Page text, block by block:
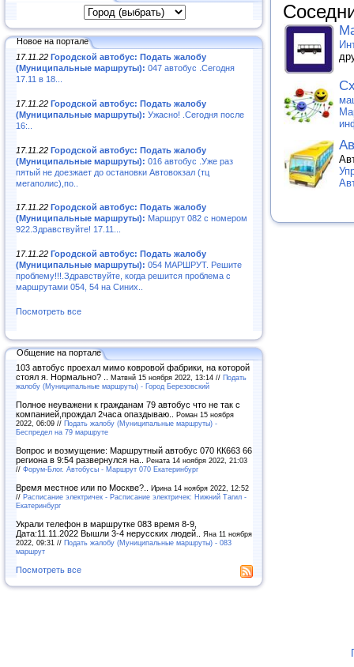
Новое на портале
17.11.22 Городской автобус: Подать жалобу
(Муниципальные маршруты): 047 автобус .Сегодня
17.11 в 18...
17.11.22 Городской автобус: Подать жалобу
(Муниципальные маршруты): Ужасно! .Сегодня после
16:..
17.11.22 Городской автобус: Подать жалобу
(Муниципальные маршруты): 016 автобус .Уже раз
пятый не доезжает до остановки Автовокзал (тц
мегаполис),по..
17.11.22 Городской автобус: Подать жалобу
(Муниципальные маршруты): Маршрут 082 с номером
922.Здравствуйте! 17.11...
17.11.22 Городской автобус: Подать жалобу
(Муниципальные маршруты): 054 МАРШРУТ. Решите
проблему!!!.Здравствуйте, когда решится проблема с
маршрутами 054, 54 на Синих..
Посмотреть все
Общение на портале
103 автобус проехал мимо ковровой фабрики, на которой
стоял я. Нормально? .. Матвнй 15 ноября 2022, 13:14 // Подать
жалобу (Муниципальные маршруты) - Город Березовский
Полное неуважени к гражданам 79 автобус что не так с
компанией,прождал 2часа опаздываю.. Роман 15 ноября
2022, 06:09 // Подать жалобу (Муниципальные маршруты) -
Беспредел на 79 маршруте
Вопрос и возмущение: Маршрутный автобус 070 КК663 66
региона в 9:54 развернулся на.. Рената 14 ноября 2022, 21:03
// Форум-Блог. Автобусы - Маршрут 070 Екатеринбург
Время местное или по Москве?.. Ирина 14 ноября 2022, 12:52
// Расписание электричек - Расписание электричек: Нижний Тагил -
Екатеринбург
Украли телефон в маршрутке 083 время 8-9,
Дата:11.11.2022 Вышли 3-4 нерусских людей.. Яна 11 ноября
2022, 09:31 // Подать жалобу (Муниципальные маршруты) - 083
маршрут
Посмотреть все